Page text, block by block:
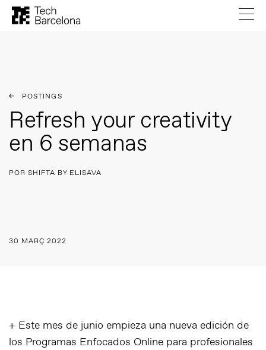
POSTINGS
Refresh your creativity
en 6 semanas
POR SHIFTA BY ELISAVA
30 MARÇ 2022
+ Este mes de junio empieza una nueva edición de
los Programas Enfocados Online para profesionales